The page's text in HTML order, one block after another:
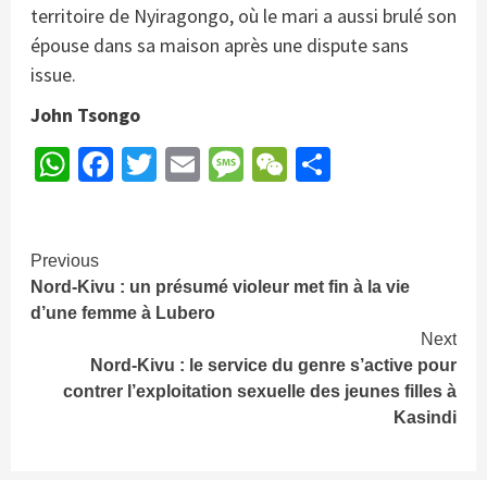
territoire de Nyiragongo, où le mari a aussi brulé son
épouse dans sa maison après une dispute sans
issue.
John Tsongo
WhatsApp
Facebook
Twitter
EmailMessage
WeChat
Continue
Reading
Previous
Nord-Kivu : un présumé violeur met fin à la vie
d’une femme à Lubero
Next
Nord-Kivu : le service du genre s’active pour
contrer l’exploitation sexuelle des jeunes filles à
Kasindi